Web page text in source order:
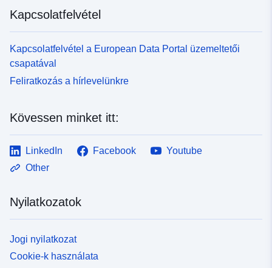
Kapcsolatfelvétel
Kapcsolatfelvétel a European Data Portal üzemeltetői
csapatával
Feliratkozás a hírlevelünkre
Kövessen minket itt:
LinkedIn Facebook
Youtube
Other
Nyilatkozatok
Jogi nyilatkozat
Cookie-k használata